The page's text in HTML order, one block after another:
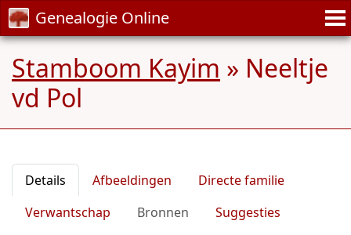
Genealogie Online
Stamboom Kayim » Neeltje
vd Pol
Details Afbeeldingen
Directe familie
Verwantschap
Bronnen
Suggesties